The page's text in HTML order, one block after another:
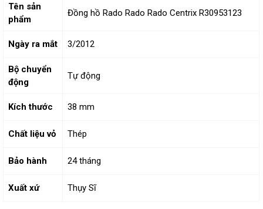
Tên sản
phẩm
Đồng hồ Rado Rado Rado Centrix R30953123
Ngày ra mắt 3/2012
Bộ chuyển
động
Tự động
Kích thước 38 mm
Chất liệu vỏ Thép
Bảo hành 24 tháng
Xuất xứ Thụy Sĩ